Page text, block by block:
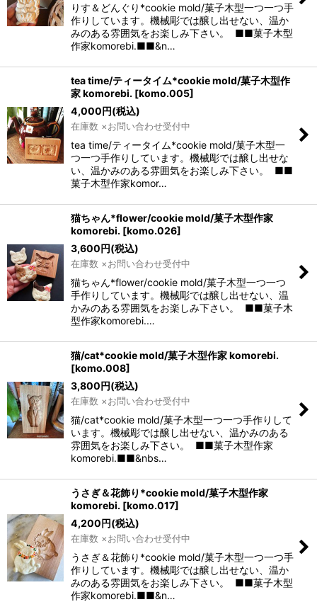
りす＆どんぐり*cookie mold/菓子木型一つ一つ手
作りしています。機械彫では醸し出せない、温か
みのある雰囲気をお楽しみ下さい。 ■■菓子木型
作家komorebi.■■&n…
tea time/ティータイム*cookie mold/菓子木型作
家 komorebi. [komo.005]
4,000円(税込)
在庫数 ×お問い合わせ受付中
tea time/ティータイム*cookie mold/菓子木型一
つ一つ手作りしています。機械彫では醸し出せな
い、温かみのある雰囲気をお楽しみ下さい。 ■■
菓子木型作家komor…
猫ちゃん*flower/cookie mold/菓子木型作家
komorebi. [komo.026]
3,600円(税込)
在庫数 ×お問い合わせ受付中
猫ちゃん*flower/cookie mold/菓子木型一つ一つ
手作りしています。機械彫では醸し出せない、温
かみのある雰囲気をお楽しみ下さい。 ■■菓子木
型作家komorebi.…
猫/cat*cookie mold/菓子木型作家 komorebi.
[komo.008]
3,800円(税込)
在庫数 ×お問い合わせ受付中
猫/cat*cookie mold/菓子木型一つ一つ手作りして
います。機械彫では醸し出せない、温かみのある
雰囲気をお楽しみ下さい。 ■■菓子木型作家
komorebi.■■&nbs…
うさぎ＆花飾り*cookie mold/菓子木型作家
komorebi. [komo.017]
4,200円(税込)
在庫数 ×お問い合わせ受付中
うさぎ＆花飾り*cookie mold/菓子木型一つ一つ手
作りしています。機械彫では醸し出せない、温か
みのある雰囲気をお楽しみ下さい。 ■■菓子木型
作家komorebi.■■&n…